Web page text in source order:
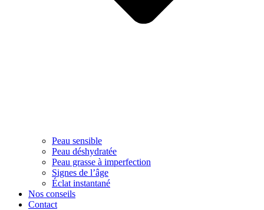
Peau sensible
Peau déshydratée
Peau grasse à imperfection
Signes de l’âge
Éclat instantané
Nos conseils
Contact